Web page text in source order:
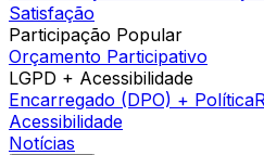
Satisfação
Participação Popular
Orçamento Participativo
LGPD + Acessibilidade
Encarregado (DPO) + Política
Acessibilidade
Notícias